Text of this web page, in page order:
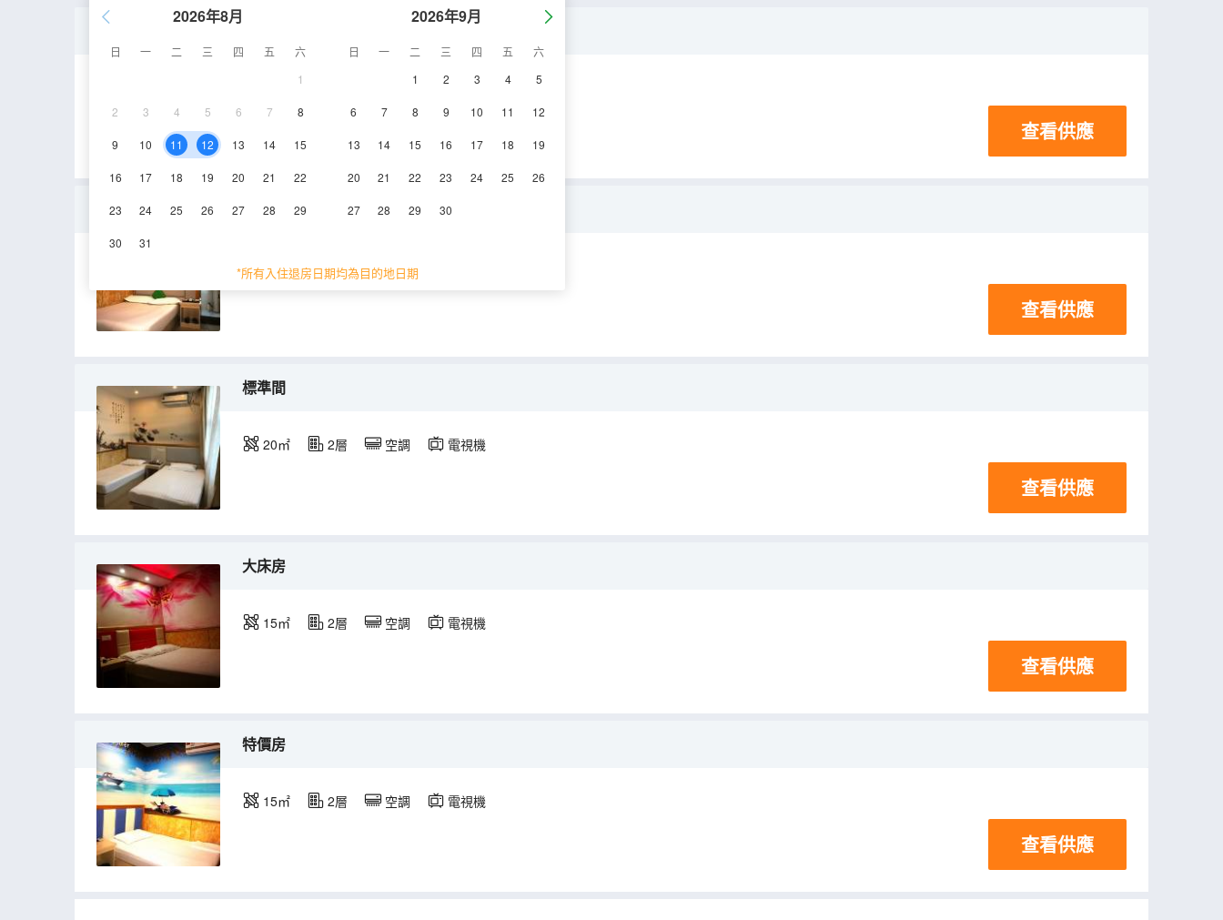
2026年8月
日 一 二 三 四 五
六
1
2 3 4 5 6 7 8
9 10 11 12 13 14 15
16 17 18 19 20 21 22
23 24 25 26 27 28 29
30 31
2026年9月
日 一 二 三 四 五
六
1
2 3 4 5
6 7 8 9 10 11 12
13 14 15 16 17 18 19
20 21 22 23 24 25 26
27 28 29 30
*所有入住退房日期均為目的地日期
電視機
查看供應
單人間
16㎡ 2層 空調
查看供應
標準間
20㎡ 2層 空調 電視機
查看供應
大床房
15㎡ 2層 空調 電視機
查看供應
特價房
15㎡ 2層 空調 電視機
查看供應